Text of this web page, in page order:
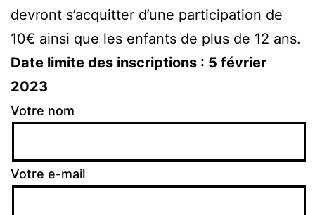
devront s’acquitter d’une participation de
10€ ainsi que les enfants de plus de 12 ans.
Date limite des inscriptions : 5 février
2023
Votre nom
Votre e-mail